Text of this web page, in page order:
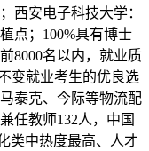
西安电子科技大学：
点；100%具有博士
8000名以内，就业质
变就业考生的优良选
泰克、今际等物流配
任教师132人，中国
类中热度最高、人才